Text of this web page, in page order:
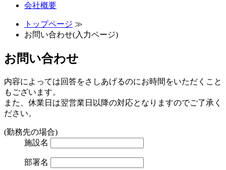
会社概要
トップページ ≫
お問い合わせ(入力ページ)
お問い合わせ
内容によっては回答をさしあげるのにお時間をいただくこと
もございます。
また、休業日は翌営業日以降の対応となりますのでご了承く
ださい。
(勤務先の場合)
施設名
部署名